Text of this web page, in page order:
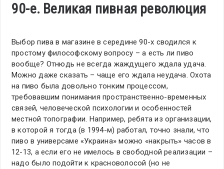
90-е. Великая пивная революция
Выбор пива в магазине в середине 90-х сводился к
простому философскому вопросу – а есть ли пиво
вообще? Отнюдь не всегда жаждущего ждала удача.
Можно даже сказать – чаще его ждала неудача. Охота
на пиво была довольно тонким процессом,
требовавшим понимания пространственно-временных
связей, человеческой психологии и особенностей
местной топографии. Например, ребята из организации,
в которой я тогда (в 1994-м) работал, точно знали, что
пиво в универсаме «Украина» можно «накрыть» часов в
12-13, а если его не имелось в свободной реализации –
надо было подойти к красноволосой (но не